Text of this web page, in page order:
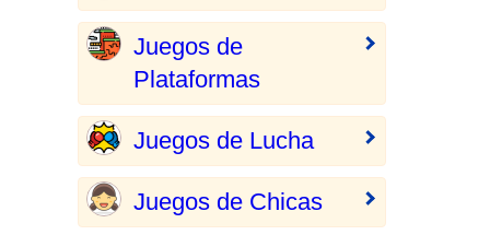
Juegos de
Plataformas
Juegos de Lucha
Juegos de Chicas